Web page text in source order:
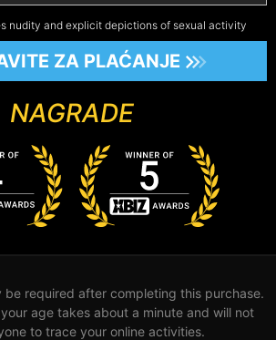
nudity and explicit depictions of sexual activity
ZA PLAĆANJE
NAGRADE
be required after completing this purchase.
age takes about a minute and will not
to trace your online activities.